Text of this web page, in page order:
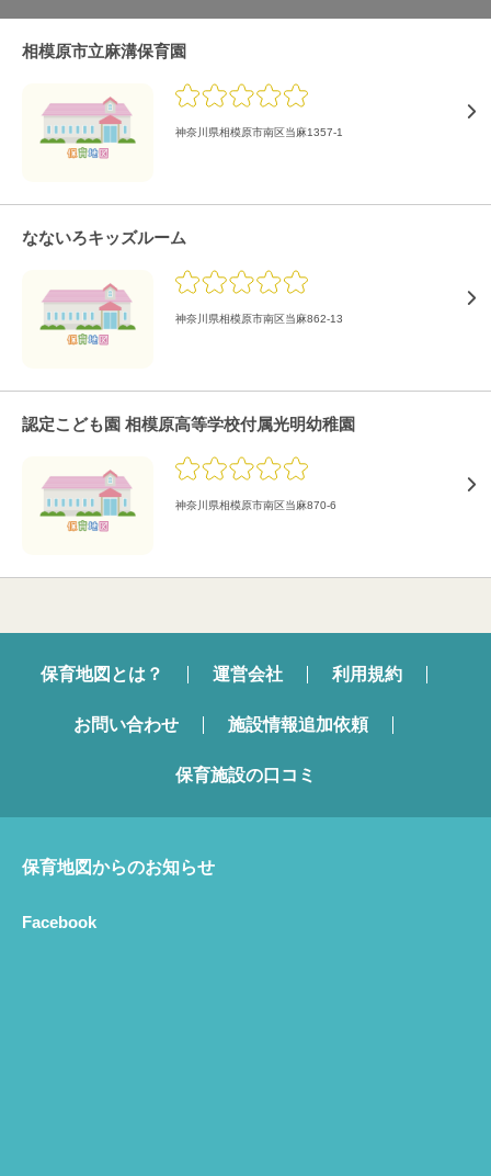
相模原市立麻溝保育園
神奈川県相模原市南区当麻1357-1
なないろキッズルーム
神奈川県相模原市南区当麻862-13
認定こども園 相模原高等学校付属光明幼稚園
神奈川県相模原市南区当麻870-6
保育地図とは？ 運営会社 利用規約
お問い合わせ 施設情報追加依頼
保育施設の口コミ
保育地図からのお知らせ
Facebook